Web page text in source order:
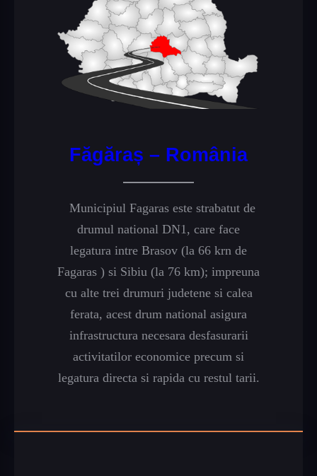
Făgăraș – România
Municipiul Fagaras este strabatut de
drumul national DN1, care face
legatura intre Brasov (la 66 krn de
Fagaras ) si Sibiu (la 76 km); impreuna
cu alte trei drumuri judetene si calea
ferata, acest drum national asigura
infrastructura necesara desfasurarii
activitatilor economice precum si
legatura directa si rapida cu restul tarii.